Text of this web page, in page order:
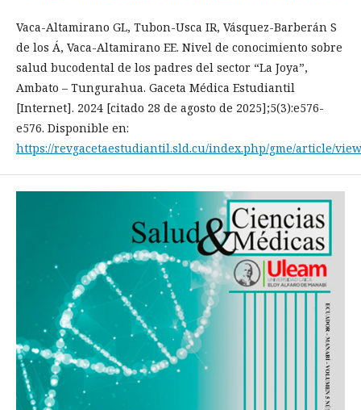
Vaca-Altamirano GL, Tubon-Usca IR, Vásquez-Barberán S
de los Á, Vaca-Altamirano EE. Nivel de conocimiento sobre
salud bucodental de los padres del sector “La Joya”,
Ambato – Tungurahua. Gaceta Médica Estudiantil
[Internet]. 2024 [citado 28 de agosto de 2025];5(3):e576-
e576. Disponible en:
https://revgacetaestudiantil.sld.cu/index.php/gme/article/